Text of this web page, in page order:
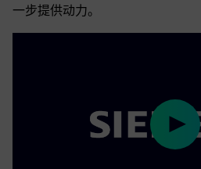
一步提供动力。
Play